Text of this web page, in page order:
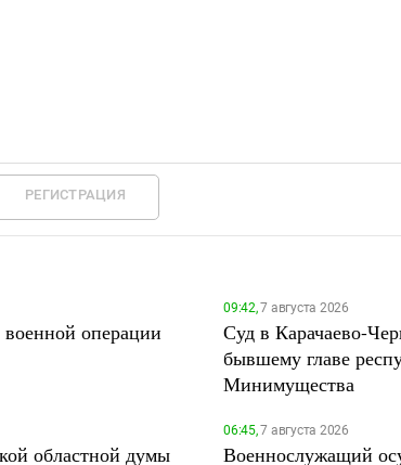
РЕГИСТРАЦИЯ
операции
09:42,7 августа 2026
Суд в Карачаево-
бывшему главе
Минимущества
областной думы
06:45,7 августа 2026
Военнослужащий